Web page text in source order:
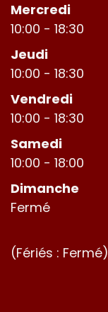
Mercredi
10:00 - 18:30
Jeudi
10:00 - 18:30
Vendredi
10:00 - 18:30
Samedi
10:00 - 18:00
Dimanche
Fermé
(Fériés : Fermé)